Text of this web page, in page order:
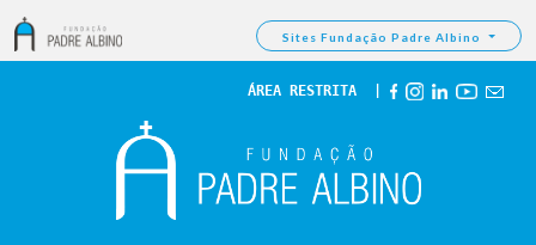
Sites Fundação Padre Albino
ÁREA RESTRITA